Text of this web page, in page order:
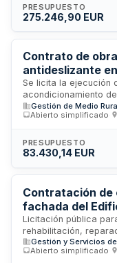
de nuevas ventanas,
La contratación se
certificaciones
PRESUPUESTO
275.246,90 EUR
Contrato de
antideslizante
Gestión del
Se licita la ejecución
acondicionamiento
industrial ubicada en
consisten en la
de resina epoxi
alimentario y tráfico
destinado a
Gestión de Medio
Abierto simplificado
PRESUPUESTO
83.430,14 EUR
Contratación de
fachada del
Licitación pública
rehabilitación,
exterior del Edificio
las actuaciones
Gestión y Servicios de
Abierto simplificado